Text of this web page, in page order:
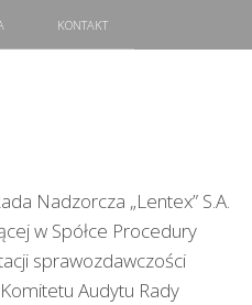
KONTAKT
Nadzorcza „Lentex” S.A.
w Spółce Procedury
sprawozdawczości
Audytu Rady